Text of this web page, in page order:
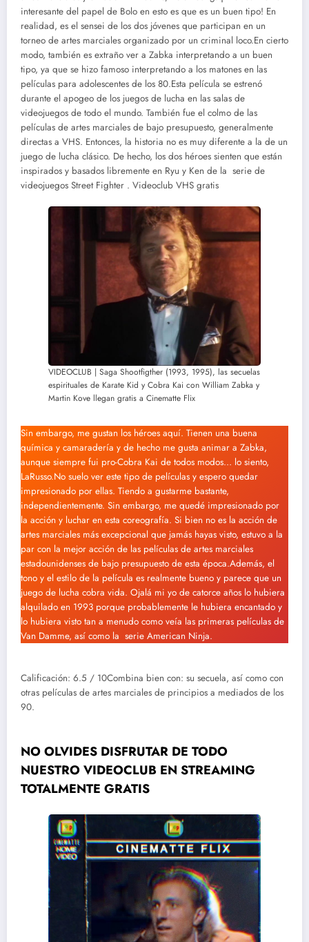
interesante del papel de Bolo en esto es que es un buen tipo! En
realidad, es el sensei de los dos jóvenes que participan en un
torneo de artes marciales organizado por un criminal loco.En cierto
modo, también es extraño ver a Zabka interpretando a un buen
tipo, ya que se hizo famoso interpretando a los matones en las
películas para adolescentes de los 80.Esta película se estrenó
durante el apogeo de los juegos de lucha en las salas de
videojuegos de todo el mundo. También fue el colmo de las
películas de artes marciales de bajo presupuesto, generalmente
directas a VHS. Entonces, la historia no es muy diferente a la de un
juego de lucha clásico. De hecho, los dos héroes sienten que están
inspirados y basados ​​libremente en Ryu y Ken de la serie de
videojuegos Street Fighter . Videoclub VHS gratis
VIDEOCLUB | Saga Shootfigther (1993, 1995), las secuelas
espirituales de Karate Kid y Cobra Kai con William Zabka y
Martin Kove llegan gratis a Cinematte Flix
Sin embargo, me gustan los héroes aquí. Tienen una buena
química y camaradería y de hecho me gusta animar a Zabka,
aunque siempre fui pro-Cobra Kai de todos modos… lo siento,
LaRusso.No suelo ver este tipo de películas y espero quedar
impresionado por ellas. Tiendo a gustarme bastante,
independientemente. Sin embargo, me quedé impresionado por
la acción y luchar en esta coreografía. Si bien no es la acción de
artes marciales más excepcional que jamás hayas visto, estuvo a la
par con la mejor acción de las películas de artes marciales
estadounidenses de bajo presupuesto de esta época.Además, el
tono y el estilo de la película es realmente bueno y parece que un
juego de lucha cobra vida. Ojalá mi yo de catorce años lo hubiera
alquilado en 1993 porque probablemente le hubiera encantado y
lo hubiera visto tan a menudo como veía las primeras películas de
Van Damme, así como la serie American Ninja.
Calificación: 6.5 / 10Combina bien con: su secuela, así como con
otras películas de artes marciales de principios a mediados de los
90.
NO OLVIDES DISFRUTAR DE TODO
NUESTRO VIDEOCLUB EN STREAMING
TOTALMENTE GRATIS